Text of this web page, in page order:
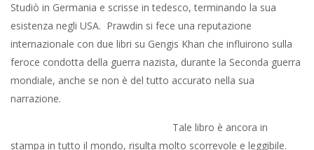
Studiò in Germania e scrisse in tedesco, terminando la sua
esistenza negli USA. Prawdin si fece una reputazione
internazionale con due libri su Gengis Khan che influirono sulla
feroce condotta della guerra nazista, durante la Seconda guerra
mondiale, anche se non è del tutto accurato nella sua
narrazione.
Tale libro è ancora in
stampa in tutto il mondo, risulta molto scorrevole e leggibile.